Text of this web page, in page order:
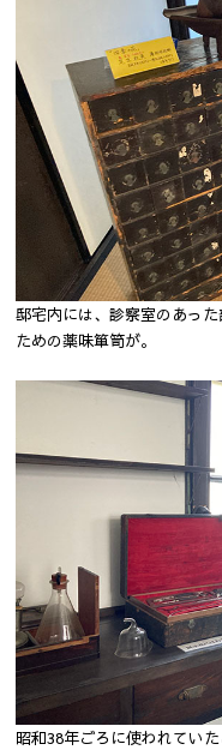
邸宅内には、診察室のあっ
ための薬味箪笥が。
昭和38年ごろに使われてい